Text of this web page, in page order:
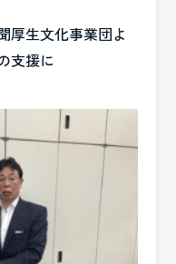
厚生文化事業団よ
支援に